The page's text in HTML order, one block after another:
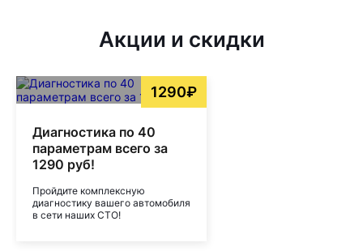
Акции и скидки
1290₽
Диагностика по 40
параметрам всего за
1290 руб!
Пройдите комплексную
диагностику вашего автомобиля
в сети наших СТО!